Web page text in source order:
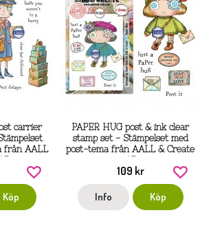
carrier
från AALL
Köp
PAPER HUG post & ink clear
stamp set - Stämpelset med
post-tema från AALL & Create
109 kr
Info Köp